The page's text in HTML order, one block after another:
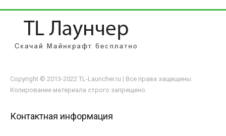
Copyright © 2013-2022 TL-Launcher.ru | Все права защищены.
Копирование материала строго запрещено.
Контактная информация